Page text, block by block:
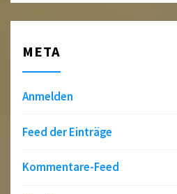
META
Anmelden
Feed der Einträge
Kommentare-Feed